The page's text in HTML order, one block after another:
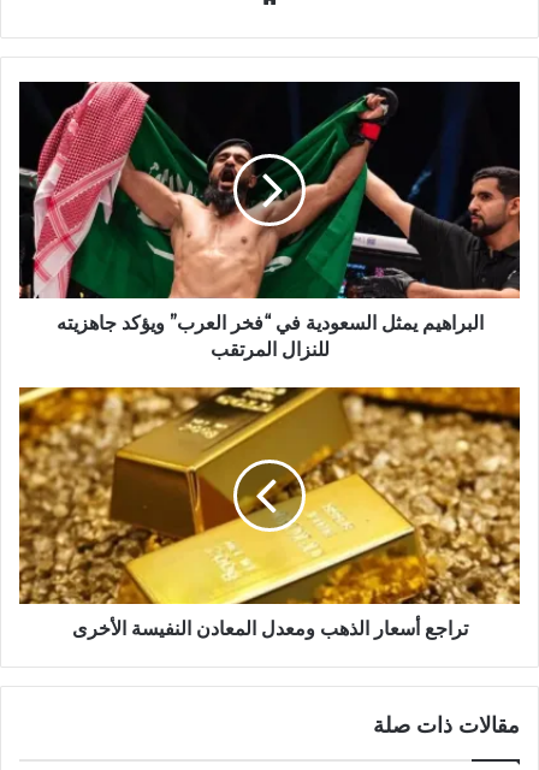
ق
ع
و
ي
ب
البراهيم يمثل السعودية في “فخر العرب” ويؤكد جاهزيته
للنزال المرتقب
تراجع أسعار الذهب ومعدل المعادن النفيسة الأخرى
مقالات ذات صلة